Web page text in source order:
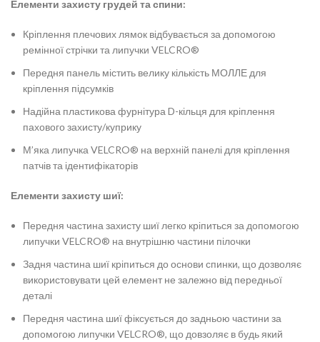
Елементи захисту грудей та спини:
Кріплення плечових лямок відбувається за допомогою
ремінної стрічки та липучки VELCRO®
Передня панель містить велику кількість МОЛЛЕ для
кріплення підсумків
Надійна пластикова фурнітура D-кільця для кріплення
пахового захисту/куприку
М’яка липучка VELCRO® на верхній панелі для кріплення
патчів та ідентифікаторів
Елементи захисту шиї:
Передня частина захисту шиї легко кріпиться за допомогою
липучки VELCRO® на внутрішню частини пілочки
Задня частина шиї кріпиться до основи спинки, що дозволяє
використовувати цей елемент не залежно від передньої
деталі
Передня частина шиї фіксується до задньою частини за
допомогою липучки VELCRO®, що довзоляє в будь який